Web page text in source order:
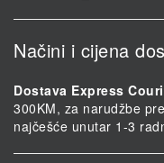
Načini i cijena
Dostava Express
300KM, za narudžbe
najčešće unutar 1-3